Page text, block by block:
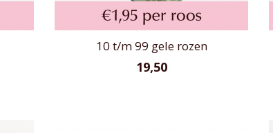
10 t/m 99 gele rozen
19,50